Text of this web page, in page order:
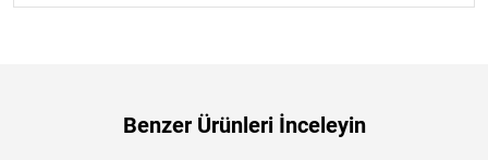
Benzer Ürünleri İnceleyin